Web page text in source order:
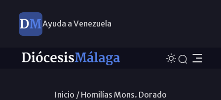
Ayuda a Venezuela
Inicio / Homilías Mons. Dorado